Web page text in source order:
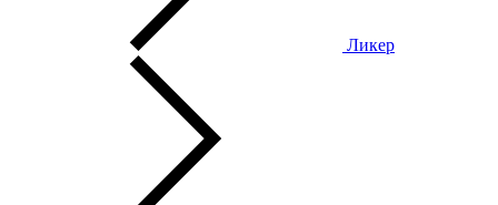
Ликер